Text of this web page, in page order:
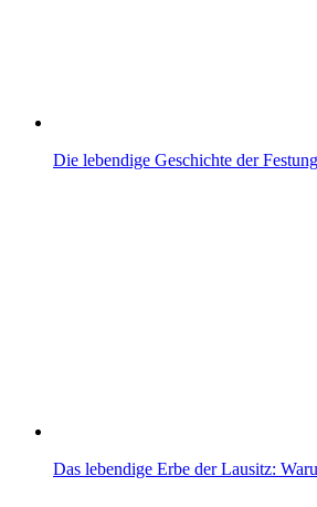
Die lebendige Geschichte der
Das lebendige Erbe der Lausitz: